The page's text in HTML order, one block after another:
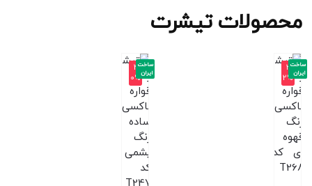
محصولات تیشرت
-3
2%
ساخت
ایران
-4
0%
ساخت
ایران